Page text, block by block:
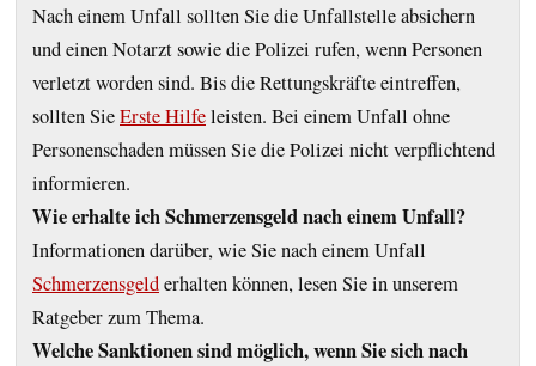
Nach einem Unfall sollten Sie die Unfallstelle absichern
und einen Notarzt sowie die Polizei rufen, wenn Personen
verletzt worden sind. Bis die Rettungskräfte eintreffen,
sollten SieErste Hilfeleisten. Bei einem Unfall ohne
Personenschaden müssen Sie die Polizei nicht verpflichtend
informieren.
Wie erhalte ich Schmerz‌ensgeld nach einem Unfall?
Informationen darüber, wie Sie nach einem Unfall
Schmerzensgelderhalten können, lesen Sie in unserem
Ratgeber zum Thema.
Welche Sanktionen sind möglich, wenn Sie sich nach